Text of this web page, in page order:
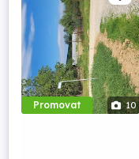
Promovat 10